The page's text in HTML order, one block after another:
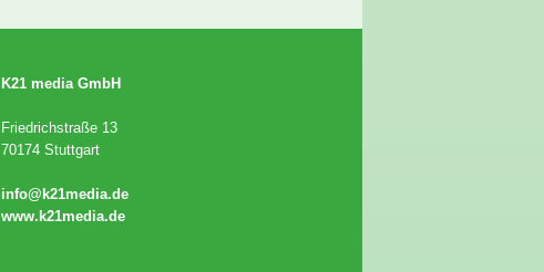
K21 media GmbH
Friedrichstraße 13
70174 Stuttgart
info@k21media.de
www.k21media.de